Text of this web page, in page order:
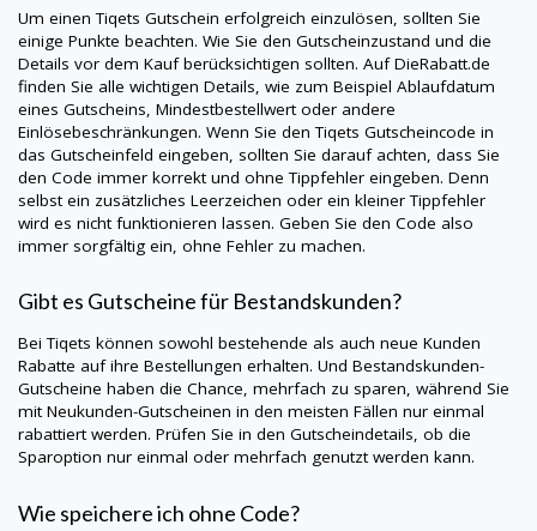
Um einenTiqets Gutschein erfolgreich einzulösen, sollten Sie
einige Punkte beachten. Wie Sie den Gutscheinzustand und die
Details vor dem Kauf berücksichtigen sollten. AufDieRabatt.de
finden Sie alle wichtigen Details, wie zum Beispiel Ablaufdatum
eines Gutscheins, Mindestbestellwert oder andere
Einlösebeschränkungen. Wenn Sie denTiqets Gutscheincode in
das Gutscheinfeld eingeben, sollten Sie darauf achten, dass Sie
den Code immer korrekt und ohne Tippfehler eingeben. Denn
selbst ein zusätzliches Leerzeichen oder ein kleiner Tippfehler
wird es nicht funktionieren lassen. Geben Sie den Code also
immer sorgfältig ein, ohne Fehler zu machen.
Gibt es Gutscheine für Bestandskunden?
BeiTiqets können sowohl bestehende als auch neue Kunden
Rabatte auf ihre Bestellungen erhalten. Und Bestandskunden-
Gutscheine haben die Chance, mehrfach zu sparen, während Sie
mit Neukunden-Gutscheinen in den meisten Fällen nur einmal
rabattiert werden. Prüfen Sie in den Gutscheindetails, ob die
Sparoption nur einmal oder mehrfach genutzt werden kann.
Wie speichere ich ohne Code?